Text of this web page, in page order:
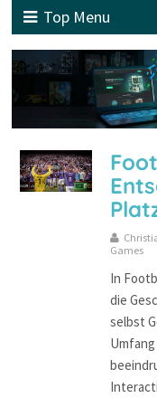
Top Menu
Games
In
die
selbst